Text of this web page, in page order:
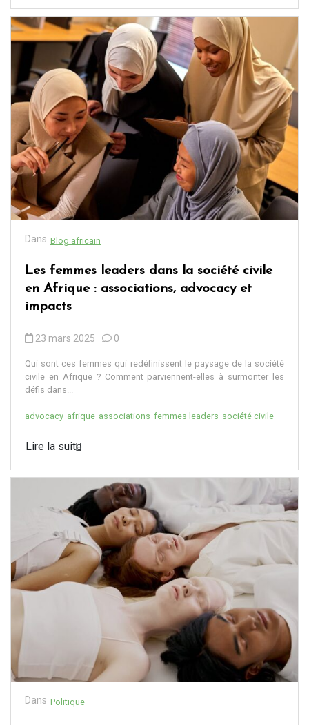
Dans Blog africain
Les femmes leaders dans la société civile
en Afrique : associations, advocacy et
impacts
23 mars 2025 0
Qui sont ces femmes qui redéfinissent le paysage de la société
civile en Afrique ? Comment parviennent-elles à surmonter les
défis dans...
advocacy afrique associations femmes leaders société civile
Lire la suite
Dans Politique